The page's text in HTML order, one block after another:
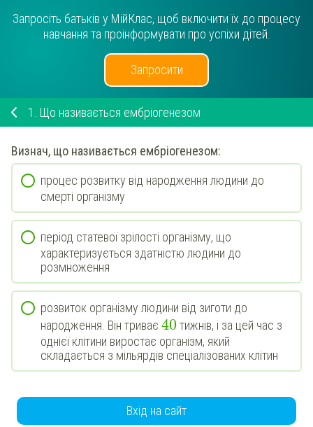
Запросіть батьків у МійКлас, щоб включити їх до процесу
навчання та проінформувати про успіхи дітей.
Запросити
1. Що називається ембріогенезом
Визнач, що називається ембріогенезом:
процес розвитку від народження людини до
смерті організму
період статевої зрілості організму, що
характеризується здатністю людини до
розмноження
розвиток організму людини від зиготи до
народження. Він триває 40 тижнів, і за цей час з
однієї клітини виростає організм, який
складається з мільярдів спеціалізованих клітин
Вхід на сайт